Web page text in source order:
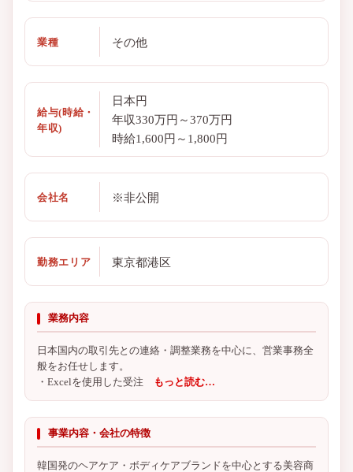
業種 その他
給与(時給・
年収)
日本円
年収330万円～370万円
時給1,600円～1,800円
会社名 ※非公開
勤務エリア 東京都港区
業務内容
日本国内の取引先との連絡・調整業務を中心に、営業事務全
般をお任せします。
・Excelを使用した受注 もっと読む…
事業内容・会社の特徴
韓国発のヘアケア・ボディケアブランドを中心とする美容商